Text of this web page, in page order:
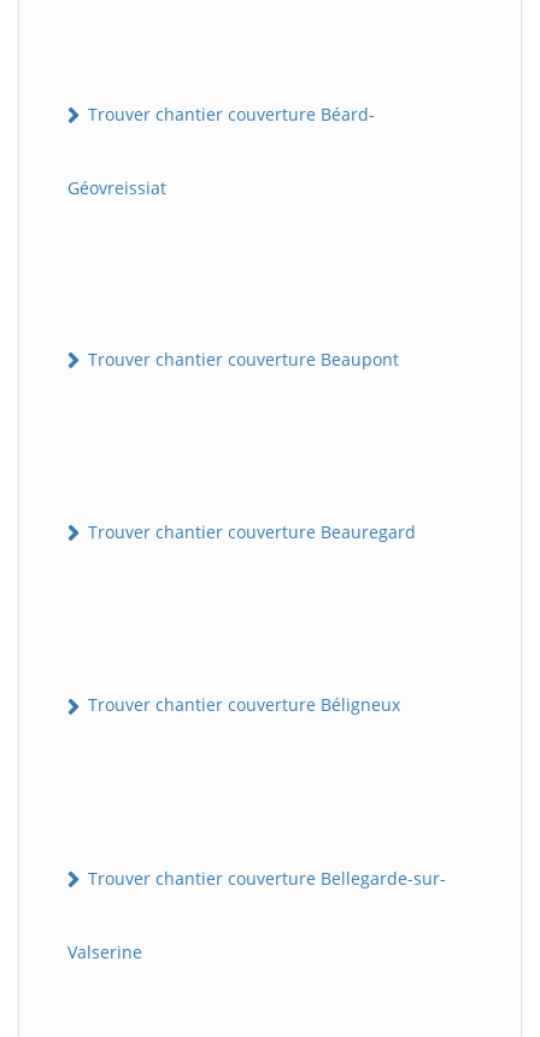
Trouver chantier couverture Béard-
Géovreissiat
Trouver chantier couverture Beaupont
Trouver chantier couverture Beauregard
Trouver chantier couverture Béligneux
Trouver chantier couverture Bellegarde-sur-
Valserine